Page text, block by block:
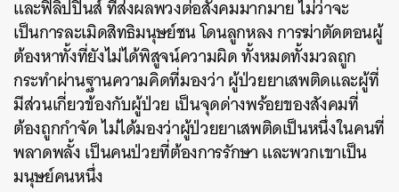
และฟิลิปปินส์ ที่ส่งผลพวงต่อสังคมมากมาย ไม่ว่าจะ
เป็นการละเมิดสิทธิมนุษย์ชน โดนลูกหลง การฆ่าตัดตอนผู้
ต้องหาทั้งที่ยังไม่ได้พิสูจน์ความผิด ทั้งหมดทั้งมวลถูก
กระทำผ่านฐานความคิดที่มองว่า ผู้ป่วยยาเสพติดและผู้ที่
มีส่วนเกี่ยวข้องกับผู้ป่วย เป็นจุดด่างพร้อยของสังคมที่
ต้องถูกกำจัด ไม่ได้มองว่าผู้ป่วยยาเสพติดเป็นหนึ่งในคนที่
พลาดพลั้ง เป็นคนป่วยที่ต้องการรักษา และพวกเขาเป็น
มนุษย์คนหนึ่ง